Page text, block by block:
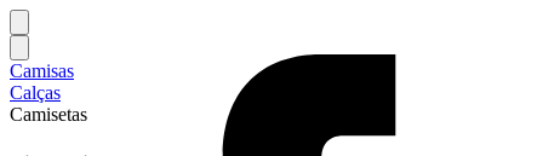
Camisas
Calças
Camisetas